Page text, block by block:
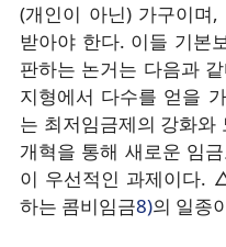
(개인이 아닌) 가구이며
받아야 한다. 이들 기본
판하는 논거는 다음과
지형에서 다수를 얻을
는 최저임금제의 강화와
개혁을 통해 새로운 임
이 우선적인 과제이다.
하는 콤비임금8)의 일종